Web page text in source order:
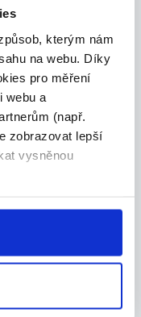
kterým nám
na webu. Díky
pro měření
webu a
(např.
zobrazovat lepší
vysněnou